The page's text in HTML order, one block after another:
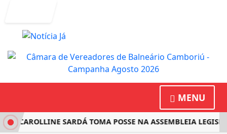
MENU
CAROLLINE SARDÁ TOMA POSSE NA ASSEMBLEIA